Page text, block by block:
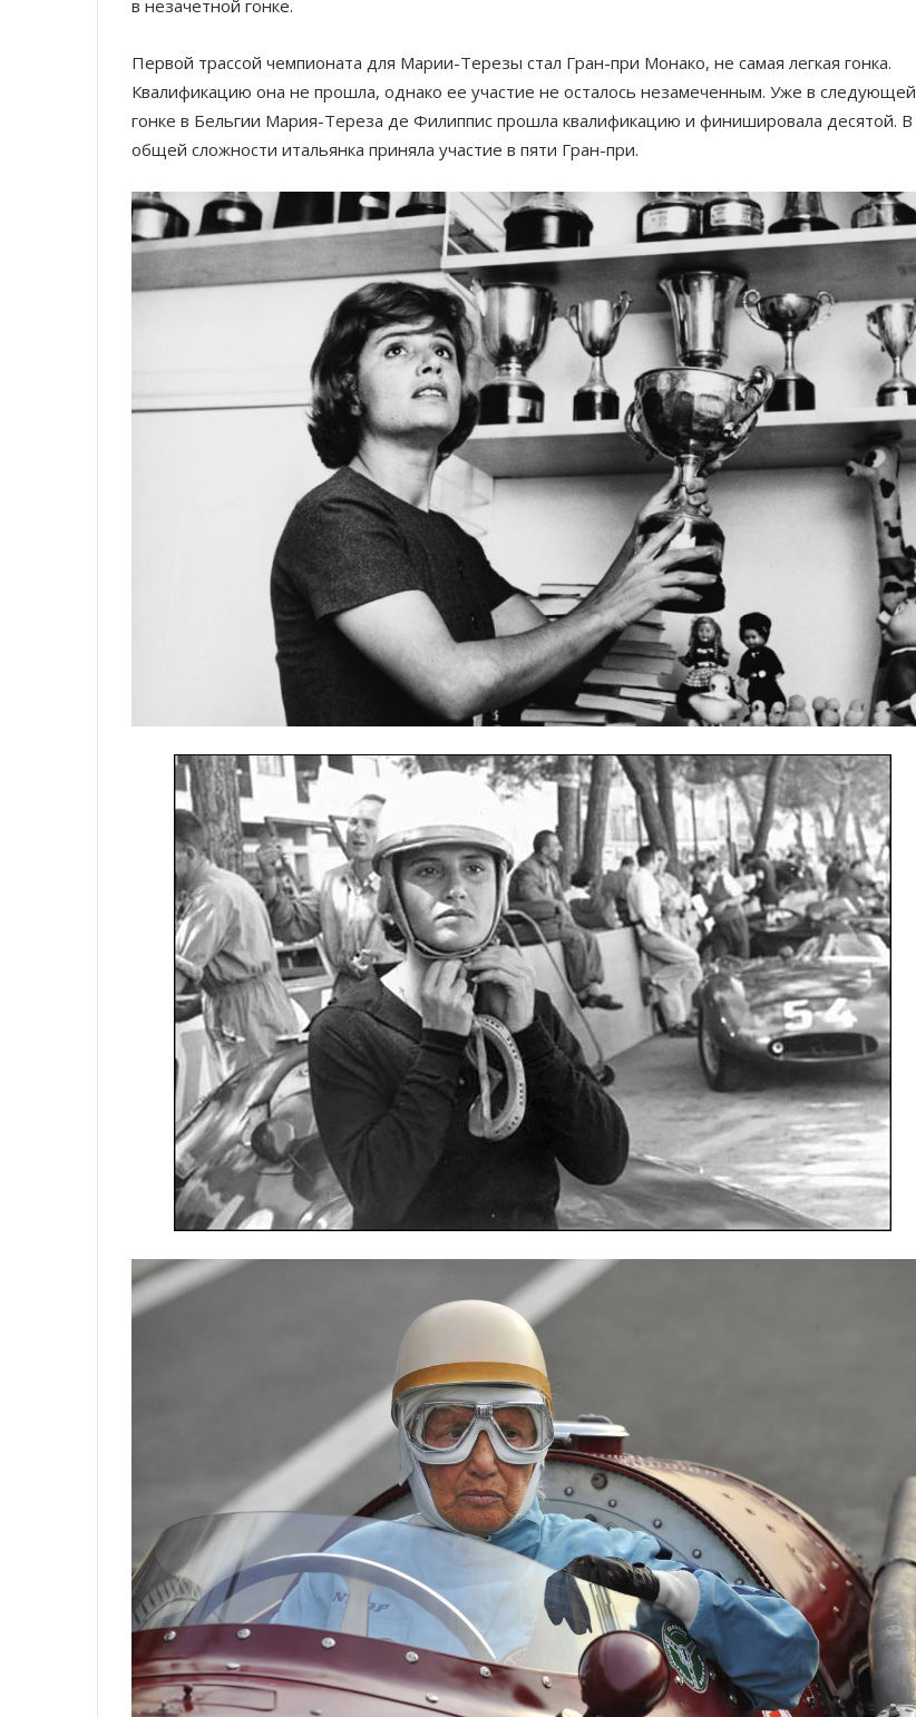
в незачетной гонке.
Первой трассой чемпионата для Марии-Терезы стал Гран-при Монако, не самая легкая гонка.
Квалификацию она не прошла, однако ее участие не осталось незамеченным. Уже в следующей
гонке в Бельгии Мария-Тереза де Филиппис прошла квалификацию и финишировала десятой. В
общей сложности итальянка приняла участие в пяти Гран-при.